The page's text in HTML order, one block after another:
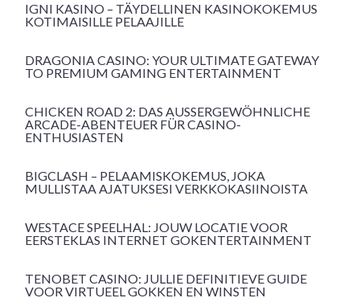
IGNI KASINO – TÄYDELLINEN KASINOKOKEMUS
KOTIMAISILLE PELAAJILLE
DRAGONIA CASINO: YOUR ULTIMATE GATEWAY
TO PREMIUM GAMING ENTERTAINMENT
CHICKEN ROAD 2: DAS AUSSERGEWÖHNLICHE A
RCADE-ABENTEUER FÜR CASINO-E
NTHUSIASTEN
BIGCLASH – PELAAMISKOKEMUS, JOKA
MULLISTAA AJATUKSESI VERKKOKASIINOISTA
WESTACE SPEELHAL: JOUW LOCATIE VOOR
EERSTEKLAS INTERNET GOKENTERTAINMENT
TENOBET CASINO: JULLIE DEFINITIEVE GUIDE
VOOR VIRTUEEL GOKKEN EN WINSTEN